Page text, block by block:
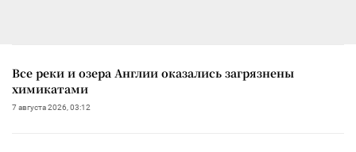
Все реки и озера Англии оказались загрязнены
химикатами
7 августа 2026, 03:12